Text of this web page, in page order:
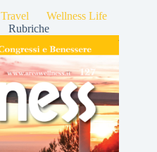
Travel
Wellness Life
Rubriche